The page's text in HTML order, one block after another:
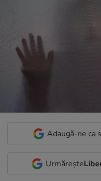
Adaugă-ne ca
Urmărește